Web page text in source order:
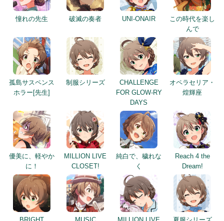
憧れの先生 破滅の奏者 UNI-ONAIR
この時代を楽し
んで
孤島サスペンス
ホラー[先生]
制服シリーズ
CHALLENGE
FOR GLOW-RY
DAYS
オペラセリア・
煌輝座
優美に、軽やか
に！
MILLION LIVE
CLOSET!
純白で、穢れな
く
Reach 4 the
Dream!